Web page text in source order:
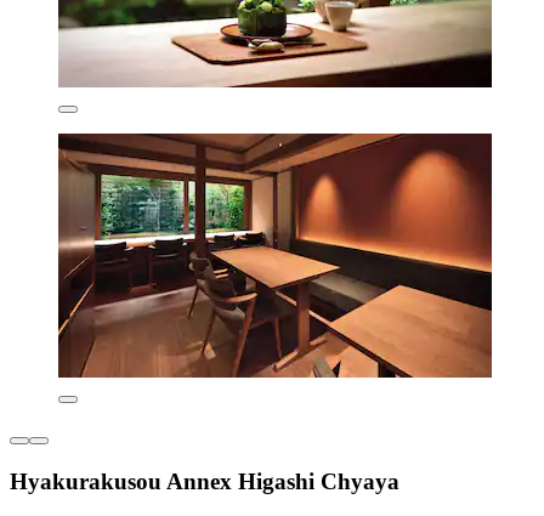
Hyakurakusou Annex Higashi Chyaya